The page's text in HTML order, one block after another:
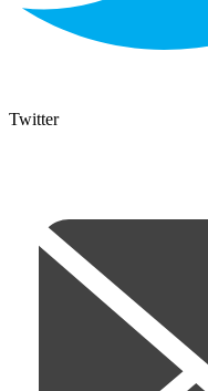
Twitter